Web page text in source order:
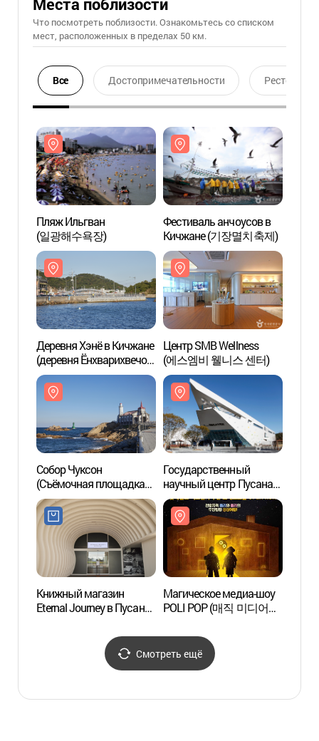
Что посмотреть поблизости. Ознакомьтесь со списком
мест, расположенных в пределах 50 км.
Все Достопримечательности Ресторан
Пляж Ильгван
(일광해수욕장)
Фестиваль анчоусов в
Кичжане (기장멸치축제)
Деревня Хэнё в Кичжане
(деревня Ёнхварихвечон)
(기장해녀촌(연화리횟촌))
Центр SMB Wellness
(에스엠비 웰니스 센터)
Собор Чуксон
(Съёмочная площадка
сериала "Мечта")
(죽성성당(드림세트장))
Государственный
научный центр Пусана
(국립부산과학관)
Книжный магазин
Eternal Journey в Пусане
Магическое медиа-шоу
POLI POP (매직 미디어쇼
Смотреть ещё